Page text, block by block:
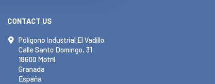
CONTACT US
Polígono Industrial El Vadillo
Calle Santo Domingo, 31
18600 Motril
Granada
España